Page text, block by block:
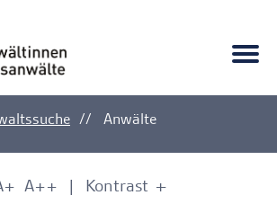
Anwälte
A++ Kontrast +
-